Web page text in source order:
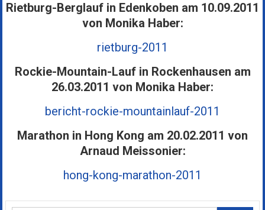
Rietburg-Berglauf in Edenkoben am 10.09.2011
von Monika Haber:
rietburg-2011
Rockie-Mountain-Lauf in Rockenhausen am
26.03.2011 von Monika Haber:
bericht-rockie-mountainlauf-2011
Marathon in Hong Kong am 20.02.2011 von
Arnaud Meissonier:
hong-kong-marathon-2011